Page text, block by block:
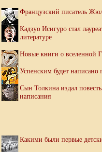
Французский писатель
Кадзуо Исигуро стал
литературе
Новые книги о вселенной
Успенским будет
Сын Толкина издал
написания
Какими были первые